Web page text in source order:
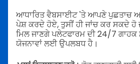
ਆਧਾਰਿਤ ਵੈਬਸਾਈਟ 'ਤੇ ਆਪਣੇ ਪੁਛਤਾਚ
ਪੇਸ਼ ਕਰਦੇ ਹੋਏ, ਤੁਸੀਂ ਹੀ ਜਾਂਚ ਕਰ ਸਕਦੇ ਹੋ
ਮਿਲ ਜਾਣਗੇ ਪਲੇਟਫਾਰਮ ਦੀ 24/7 ਗਾਹਕ
ਯੋਜਨਾਵਾਂ ਲਈ ਉਪਲਬਧ ਹੈ।